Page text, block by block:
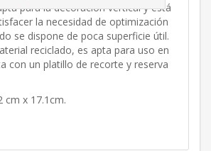
para la decoración vertical y está
la necesidad de optimización
se dispone de poca superficie útil.
reciclado, es apta para uso en
con un platillo de recorte y reserva
cm x 17.1cm.